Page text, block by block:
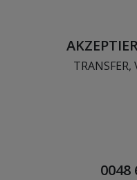
TRANSFER,
0048